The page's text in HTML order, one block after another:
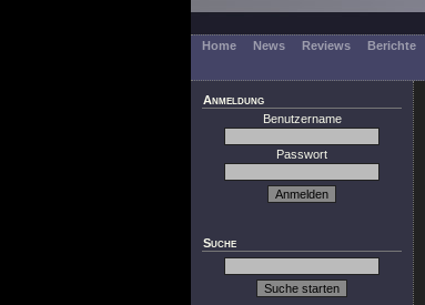
Home News Reviews Berichte
Anmeldung
Benutzername
Passwort
Suche